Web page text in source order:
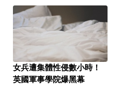
女兵遭集體性侵數小時！
英國軍事學院爆黑幕